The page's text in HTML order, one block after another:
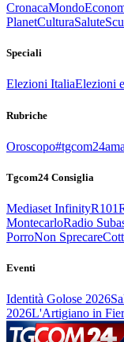
CronacaMondo
PlanetCulturaSalute
Speciali
Elezioni ItaliaElezioni
Rubriche
Oroscopo
Tgcom24 Consiglia
Mediaset InfinityR101
MontecarloRadio
PorroNon Sprecare
Eventi
Identità Golose 2026
2026L'Artigiano in